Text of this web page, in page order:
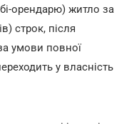
орендарю) житло за
строк, після
умови повної
у власність